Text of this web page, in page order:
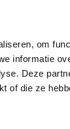
om
informatie
Deze
of die ze